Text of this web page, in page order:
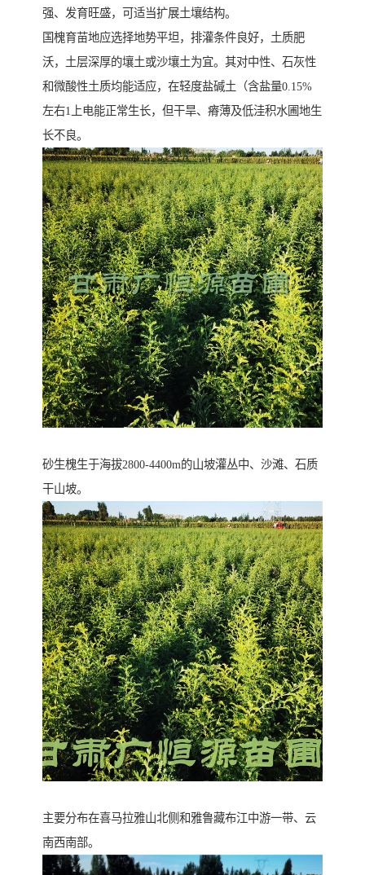
强、发育旺盛，可适当扩展土壤结构。
国槐育苗地应选择地势平坦，排灌条件良好，土质肥
沃，土层深厚的壤土或沙壤土为宜。其对中性、石灰性
和微酸性土质均能适应，在轻度盐碱土（含盐量0.15%
左右1上电能正常生长，但干旱、瘠薄及低洼积水圃地生
长不良。
砂生槐生于海拔2800-4400m的山坡灌丛中、沙滩、石质
干山坡。
主要分布在喜马拉雅山北侧和雅鲁藏布江中游一带、云
南西南部。